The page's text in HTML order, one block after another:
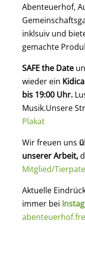
Abenteuerhof,
inklsuiv und
gemachte
SAFE the Date
wieder ein
bis 19:00 Uhr.
Musik.Unsere
Plakat
Wir freuen uns
unserer Arbeit,
Mitglied/
Aktuelle
immer bei